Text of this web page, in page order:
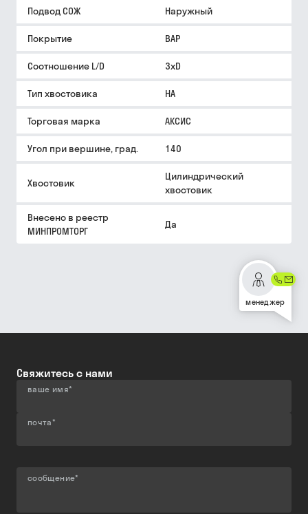
Подвод СОЖ Наружный
Покрытие BAP
Соотношение L/D 3xD
Тип хвостовика HA
Торговая марка АКСИС
Угол при вершине, град. 140
Хвостовик
Цилиндрический
хвостовик
Внесено в реестр
МИНПРОМТОРГ
Да
менеджер
Свяжитесь с нами
ваше имя*
почта*
сообщение*